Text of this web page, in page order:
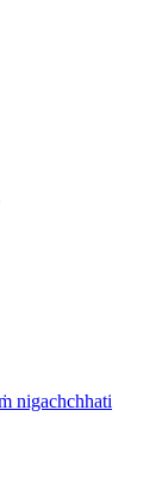
nigachchhati